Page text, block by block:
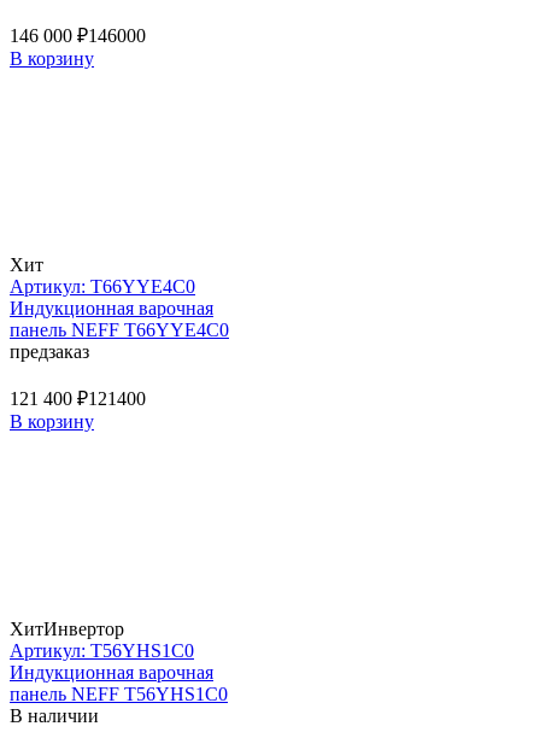
146 000 ₽146000
В корзину
Хит
Артикул: T66YYE4C0
Индукционная варочная
панель NEFF T66YYE4C0
предзаказ
121 400 ₽121400
В корзину
ХитИнвертор
Артикул: T56YHS1C0
Индукционная варочная
панель NEFF T56YHS1C0
В наличии